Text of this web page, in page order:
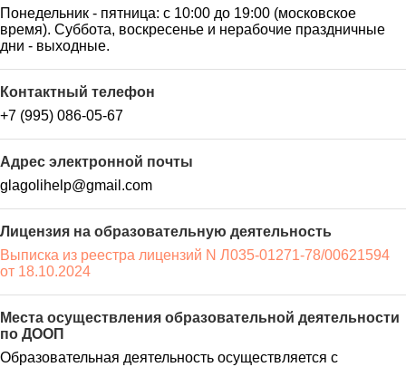
Понедельник - пятница: с 10:00 до 19:00 (московское
время). Суббота, воскресенье и нерабочие праздничные
дни - выходные.
Контактный телефон
+7 (995) 086-05-67
Адрес электронной почты
glagolihelp@gmail.com
Лицензия на образовательную деятельность
Выписка из реестра лицензий N Л035-01271-78/00621594
от 18.10.2024
Места осуществления образовательной деятельности
по ДООП
Образовательная деятельность осуществляется с